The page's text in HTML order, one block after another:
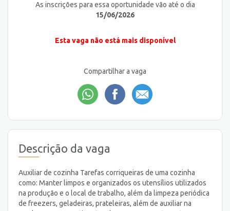
As inscrições para essa oportunidade vão até o dia
15/06/2026
Esta vaga não está mais disponível
Compartilhar a vaga
Descrição da vaga
Auxiliar de cozinha Tarefas corriqueiras de uma cozinha
como: Manter limpos e organizados os utensílios utilizados
na produção e o local de trabalho, além da limpeza periódica
de freezers, geladeiras, prateleiras, além de auxiliar na